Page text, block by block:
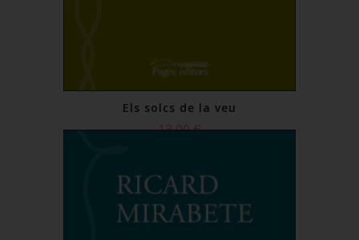
Els solcs de la veu
13,00 €